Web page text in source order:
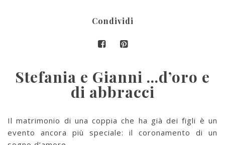
Condividi
Stefania e Gianni …d’oro e
di abbracci
Il matrimonio di una coppia che ha già dei figli è un
evento ancora più speciale: il coronamento di un